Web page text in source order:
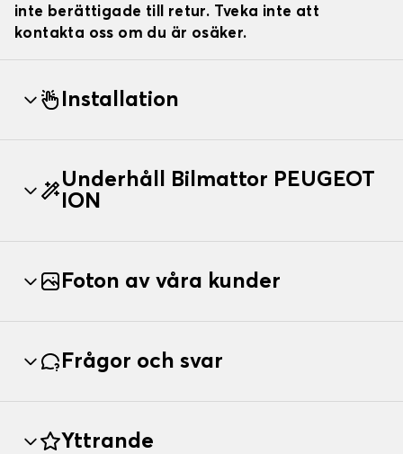
inte berättigade till retur. Tveka inte att
kontakta oss om du är osäker.
Installation
Underhåll Bilmattor PEUGEOT
ION
Foton av våra kunder
Frågor och svar
Yttrande